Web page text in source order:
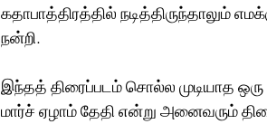
கதாபாத்திரத்தில் நடித்திருந்தாலும்
நன்றி.
இந்தத் திரைப்படம் சொல்ல முடியாத
மார்ச் ஏழாம் தேதி என்று அனைவரும்